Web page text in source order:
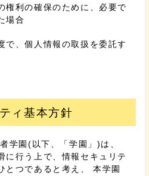
権利の確保のために、必要で
場合
で、個人情報の取扱を委託す
ィ基本方針
学園(以下、「学園」)は、
に行う上で、情報セキュリテ
とつであると考え、 本学園